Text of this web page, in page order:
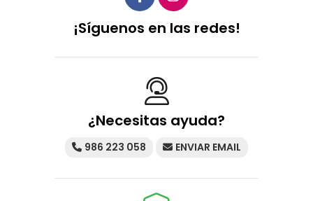
¡Síguenos en las redes!
¿Necesitas ayuda?
986 223 058 ENVIAR EMAIL